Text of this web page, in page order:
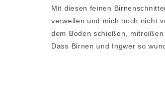
Mit diesen feinen
verweilen und mich noch nicht
dem Boden schießen,
Dass Birnen und Ingwer so